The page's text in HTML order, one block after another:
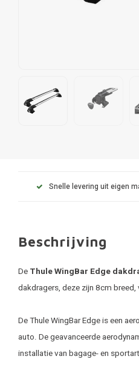
Snelle levering uit eigen
Beschrijving
De Thule WingBar Edge
dakdragers, deze zijn 8cm
De Thule WingBar Edge is een
auto. De geavanceerde
installatie van bagage- en